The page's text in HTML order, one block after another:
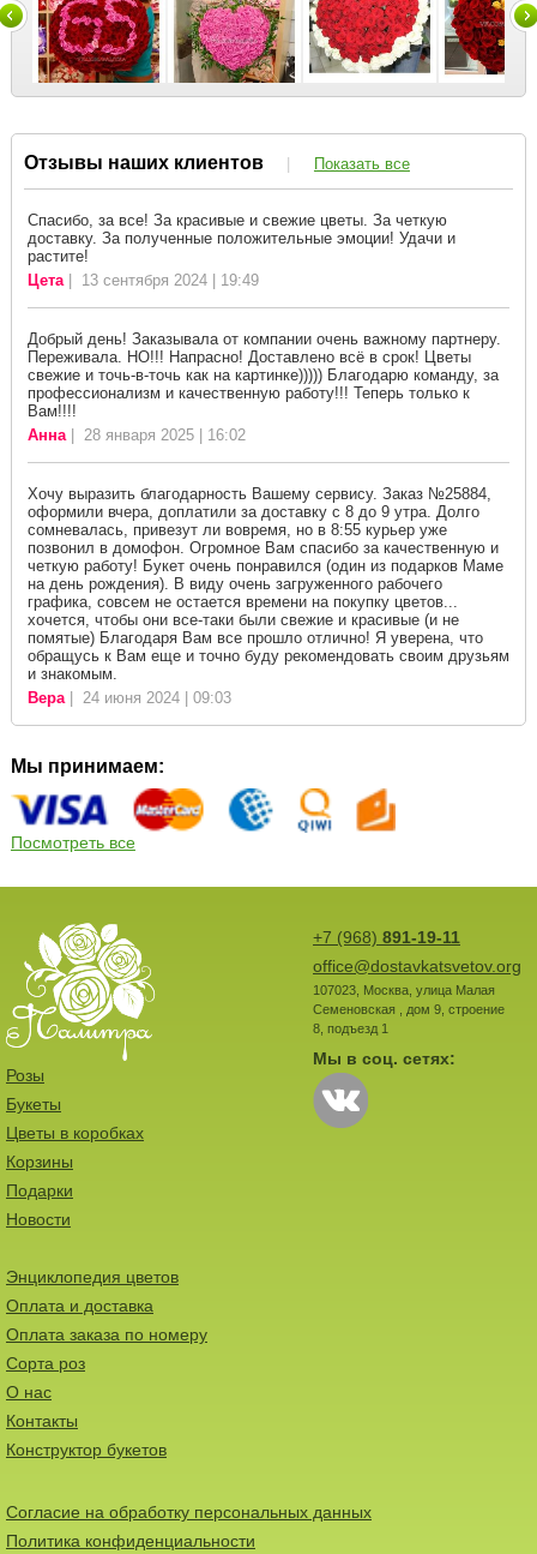
Отзывы наших клиентов | Показать все
Спасибо, за все! За красивые и свежие цветы. За четкую
доставку. За полученные положительные эмоции! Удачи и
растите!
Цета| 13 сентября 2024 | 19:49
Добрый день! Заказывала от компании очень важному партнеру.
Переживала. НО!!! Напрасно! Доставлено всё в срок! Цветы
свежие и точь-в-точь как на картинке))))) Благодарю команду, за
профессионализм и качественную работу!!! Теперь только к
Вам!!!!
Анна| 28 января 2025 | 16:02
Хочу выразить благодарность Вашему сервису. Заказ №25884,
оформили вчера, доплатили за доставку с 8 до 9 утра. Долго
сомневалась, привезут ли вовремя, но в 8:55 курьер уже
позвонил в домофон. Огромное Вам спасибо за качественную и
четкую работу! Букет очень понравился (один из подарков Маме
на день рождения). В виду очень загруженного рабочего
графика, совсем не остается времени на покупку цветов...
хочется, чтобы они все-таки были свежие и красивые (и не
помятые) Благодаря Вам все прошло отлично! Я уверена, что
обращусь к Вам еще и точно буду рекомендовать своим друзьям
и знакомым.
Вера| 24 июня 2024 | 09:03
Мы принимаем:
Посмотреть все
+7 (968) 891-19-11
office@dostavkatsvetov.org
107023, Москва, улица Малая
Семеновская , дом 9, строение
8, подъезд 1
Мы в соц. сетях:
Розы
Букеты
Цветы в коробках
Корзины
Подарки
Новости
Энциклопедия цветов
Оплата и доставка
Оплата заказа по номеру
Сорта роз
О нас
Контакты
Конструктор букетов
Согласие на обработку персональных данных
Политика конфиденциальности